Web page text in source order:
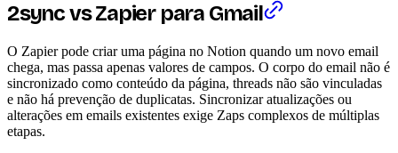
2sync vs Zapier para Gmail
O Zapier pode criar uma página no Notion quando um novo email
chega, mas passa apenas valores de campos. O corpo do email não é
sincronizado como conteúdo da página, threads não são vinculadas
e não há prevenção de duplicatas. Sincronizar atualizações ou
alterações em emails existentes exige Zaps complexos de múltiplas
etapas.